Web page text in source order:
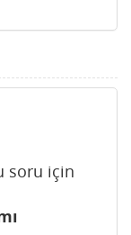
soru için